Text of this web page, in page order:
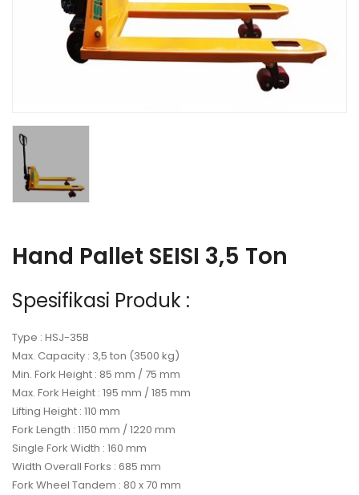
Hand Pallet SEISI 3,5 Ton
Spesifikasi Produk :
Type : HSJ-35B
Max. Capacity : 3,5 ton (3500 kg)
Min. Fork Height : 85 mm / 75 mm
Max. Fork Height : 195 mm / 185 mm
Lifting Height : 110 mm
Fork Length : 1150 mm / 1220 mm
Single Fork Width : 160 mm
Width Overall Forks : 685 mm
Fork Wheel Tandem : 80 x 70 mm